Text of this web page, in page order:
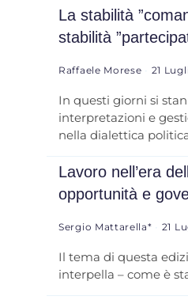
La stabilità
stabilità
Raffaele Morese 21
In questi giorni si
interpretazioni e
nella dialettica
Lavoro nell’era
opportunità e
Sergio Mattarella* 21
Il tema di questa
interpella – come è